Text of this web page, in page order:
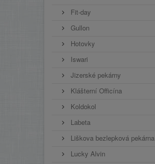
Fit-day
Gullon
Hotovky
Iswari
Jizerské pekárny
Klášterní Officína
Koldokol
Labeta
Liškova bezlepková pekárna
Lucky Alvin